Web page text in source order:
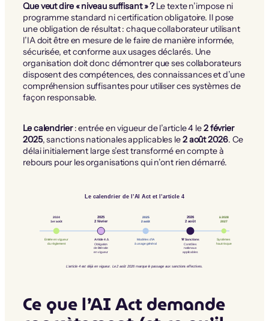
Que veut dire « niveau suffisant » ?Le texte n’impose ni
programme standard ni certification obligatoire. Il pose
une obligation de résultat : chaque collaborateur utilisant
l’IA doit être en mesure de le faire de manière informée,
sécurisée, et conforme aux usages déclarés. Une
organisation doit donc démontrer que ses collaborateurs
disposent des compétences, des connaissances et d’une
compréhension suffisantes pour utiliser ces systèmes de
façon responsable.
Le calendrier: entrée en vigueur de l’article 4 le2 février
2025, sanctions nationales applicables le2 août 2026. Ce
délai initialement large s’est transformé en compte à
rebours pour les organisations qui n’ont rien démarré.
Le calendrier de l’AI Act et l’article 4
1er août
2024
Entrée en vigueur
du règlement
2 février
2025
Article 4 ⚠️
Obligation
de littératie
en vigueur
2 août
2025
Modèles d’IA
à usage général
2 août
2026
🚨 Sanctions
Contrôles
nationaux
applicables
2027
à 2028
Systèmes
haut risque
L’article 4 est déjà en vigueur. Le 2 août 2026 marque le passage aux sanctions effectives.
Ce que l’AI Act demande